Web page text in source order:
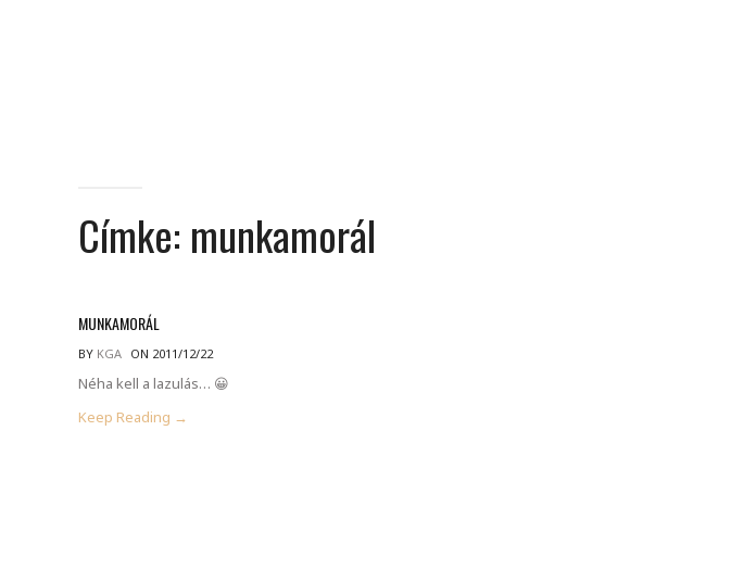
Címke: munkamorál
MUNKAMORÁL
BY KGA ON 2011/12/22
Néha kell a lazulás… 😀
Keep Reading →